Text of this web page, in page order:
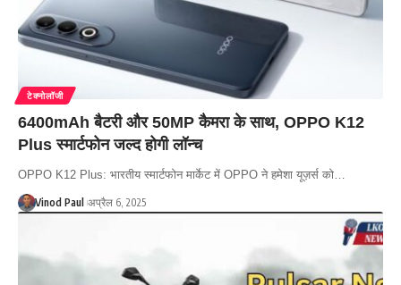
टेक्नोलॉजी
6400mAh बैटरी और 50MP कैमरा के साथ, OPPO K12
Plus स्मार्टफोन जल्द होगी लॉन्च
OPPO K12 Plus: भारतीय स्मार्टफोन मार्केट में OPPO ने हमेशा यूज़र्स को…
Vinod Paul अप्रैल 6, 2025